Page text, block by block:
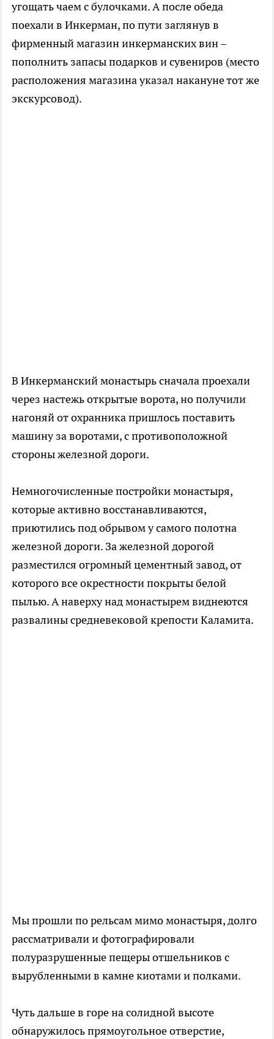
угощать чаем с булочками. А после обеда
поехали в Инкерман, по пути заглянув в
фирменный магазин инкерманских вин –
пополнить запасы подарков и сувениров (место
расположения магазина указал накануне тот же
экскурсовод).
В Инкерманский монастырь сначала проехали
через настежь открытые ворота, но получили
нагоняй от охранника пришлось поставить
машину за воротами, с противоположной
стороны железной дороги.
Немногочисленные постройки монастыря,
которые активно восстанавливаются,
приютились под обрывом у самого полотна
железной дороги. За железной дорогой
разместился огромный цементный завод, от
которого все окрестности покрыты белой
пылью. А наверху над монастырем виднеются
развалины средневековой крепости Каламита.
Мы прошли по рельсам мимо монастыря, долго
рассматривали и фотографировали
полуразрушенные пещеры отшельников с
вырубленными в камне киотами и полками.
Чуть дальше в горе на солидной высоте
обнаружилось прямоугольное отверстие,